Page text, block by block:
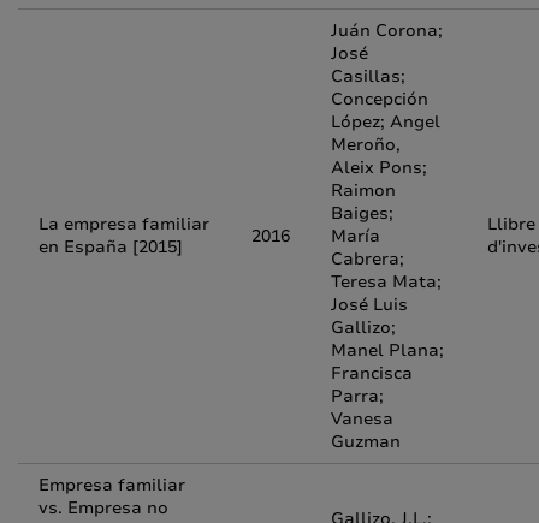
La empresa familiar
en España [2015]
2016
Juán Corona;
José
Casillas;
Concepción
López; Angel
Meroño,
Aleix Pons;
Raimon
Baiges;
María
Cabrera;
Teresa Mata;
José Luis
Gallizo;
Manel Plana;
Francisca
Parra;
Vanesa
Guzman
Llibre
Empresa familiar
vs. Empresa no